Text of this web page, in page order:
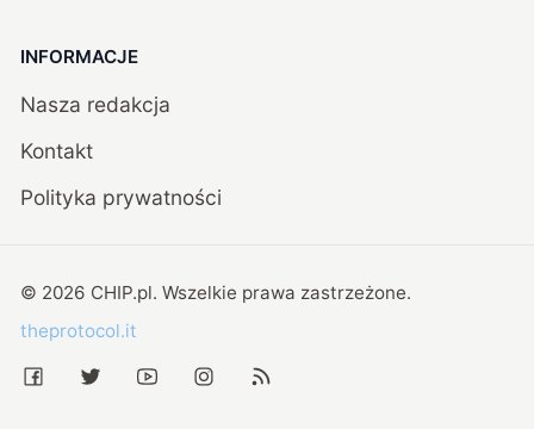
INFORMACJE
Nasza redakcja
Kontakt
Polityka prywatności
© 2026 CHIP.pl. Wszelkie prawa zastrzeżone.
theprotocol.it